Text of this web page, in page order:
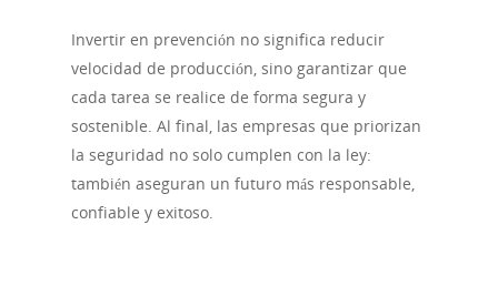
Invertir en prevención no significa reducir
velocidad de producción, sino garantizar que
cada tarea se realice de forma segura y
sostenible. Al final, las empresas que priorizan
la seguridad no solo cumplen con la ley:
también aseguran un futuro más responsable,
confiable y exitoso.